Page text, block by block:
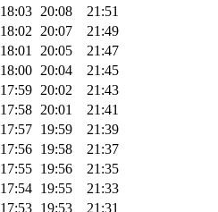
18:03 20:08
21:51
18:02 20:07
21:49
18:01 20:05
21:47
18:00 20:04
21:45
17:59 20:02
21:43
17:58 20:01
21:41
17:57 19:59
21:39
17:56 19:58
21:37
17:55 19:56
21:35
17:54 19:55
21:33
17:53 19:53
21:31